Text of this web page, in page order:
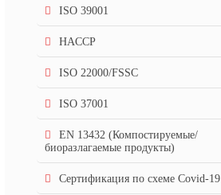
ISO 39001
HACCP
ISO 22000/FSSC
ISO 37001
EN 13432 (Компостируемые/
биоразлагаемые продукты)
Сертификация по схеме Covid-19